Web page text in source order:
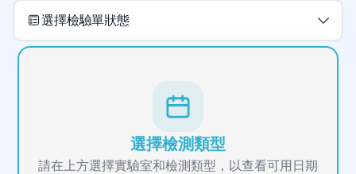
選擇檢驗單狀態
選擇檢測類型
請在上方選擇實驗室和檢測類型，以查看可用日期